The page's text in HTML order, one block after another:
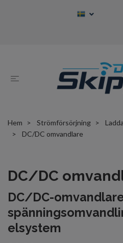
Hem Strömförsörjning
DC/DC omvandlare
DC/DC
DC/DC-
elsystem